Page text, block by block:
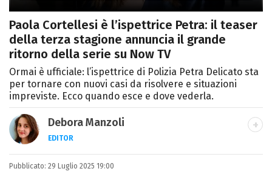
Paola Cortellesi è l’ispettrice Petra: il teaser
della terza stagione annuncia il grande
ritorno della serie su Now TV
Ormai è ufficiale: l’ispettrice di Polizia Petra Delicato sta
per tornare con nuovi casi da risolvere e situazioni
impreviste. Ecco quando esce e dove vederla.
Debora Manzoli
EDITOR
LINKEDIN
INSTAGRAM FACEBOOK SITO
Scrittrice, copywriter, editor e pubblicista
Pubblicato: 29 Luglio 2025 19:00